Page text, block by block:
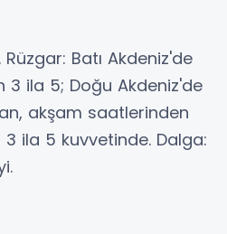
Batı Akdeniz'de
3 ila 5; Doğu Akdeniz'de
akşam saatlerinden
ila 5 kuvvetinde. Dalga: